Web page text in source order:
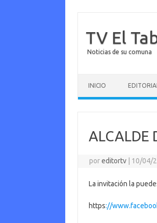
TV El
Noticias de su comuna
INICIO EDITORIAL
ALCALDE
poreditortv 10/04/
La invitación la
https://